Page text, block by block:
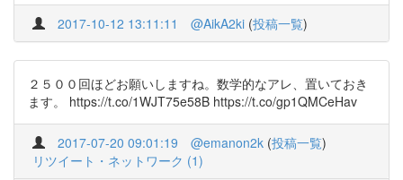
2017-10-12 13:11:11 @AikA2ki (投稿一覧)
２５００回ほどお願いしますね。数学的なアレ、置いておき
ます。 https://t.co/1WJT75e58B https://t.co/gp1QMCeHav
2017-07-20 09:01:19 @emanon2k (投稿一覧)
リツイート・ネットワーク (1)